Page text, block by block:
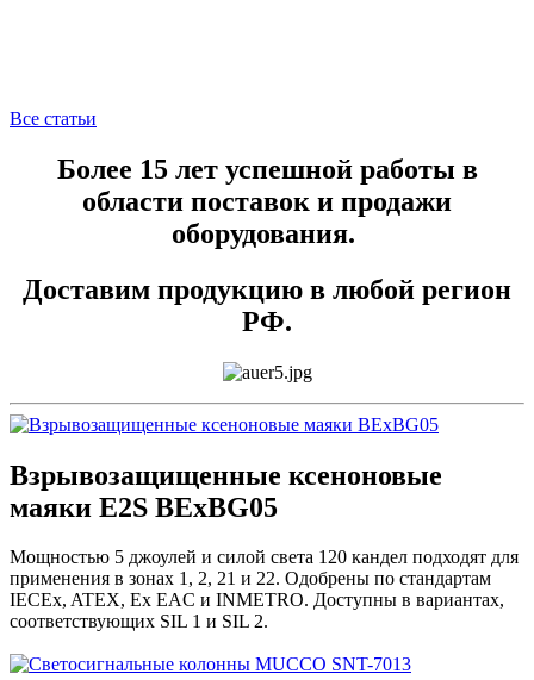
Все статьи
Более 15 лет успешной работы в
области поставок и продажи
оборудования.
Доставим продукцию в любой регион
РФ.
Взрывозащищенные ксеноновые
маяки E2S BExBG05
Мощностью 5 джоулей и силой света 120 кандел подходят для
применения в зонах 1, 2, 21 и 22. Одобрены по стандартам
IECEx, ATEX, Ex EAC и INMETRO. Доступны в вариантах,
соответствующих SIL 1 и SIL 2.